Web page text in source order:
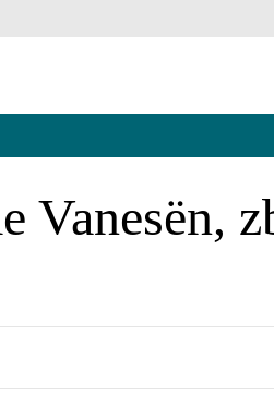
Vanesën,